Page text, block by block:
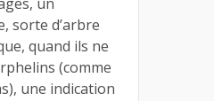
sorte d’arbre
quand ils ne
(comme
une indication